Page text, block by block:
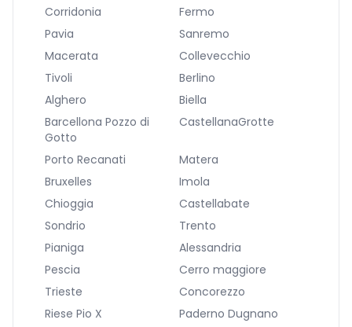
Corridonia
Fermo
Pavia
Sanremo
Macerata
Collevecchio
Tivoli
Berlino
Alghero
Biella
Barcellona Pozzo di
Gotto
CastellanaGrotte
Porto Recanati
Matera
Bruxelles
Imola
Chioggia
Castellabate
Sondrio
Trento
Pianiga
Alessandria
Pescia
Cerro maggiore
Trieste
Concorezzo
Riese Pio X
Paderno Dugnano